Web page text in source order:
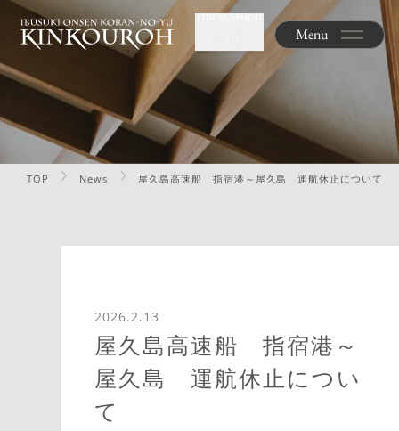
Menu
STOP MOVEMENT
TOP News 屋久島高速船 指宿港～屋久島 運航休止について
2026.2.13
屋久島高速船 指宿港～
屋久島 運航休止につい
て